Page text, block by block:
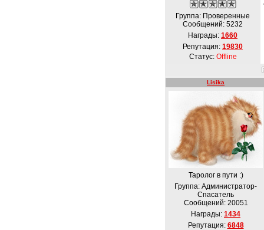
Группа: Проверенные
Сообщений: 5232
Награды: 1660
Репутация: 19830
Статус: Offline
Lisika
Таролог в пути :)
Группа: Администратор-
Спасатель
Сообщений: 20051
Награды: 1434
Репутация: 6848